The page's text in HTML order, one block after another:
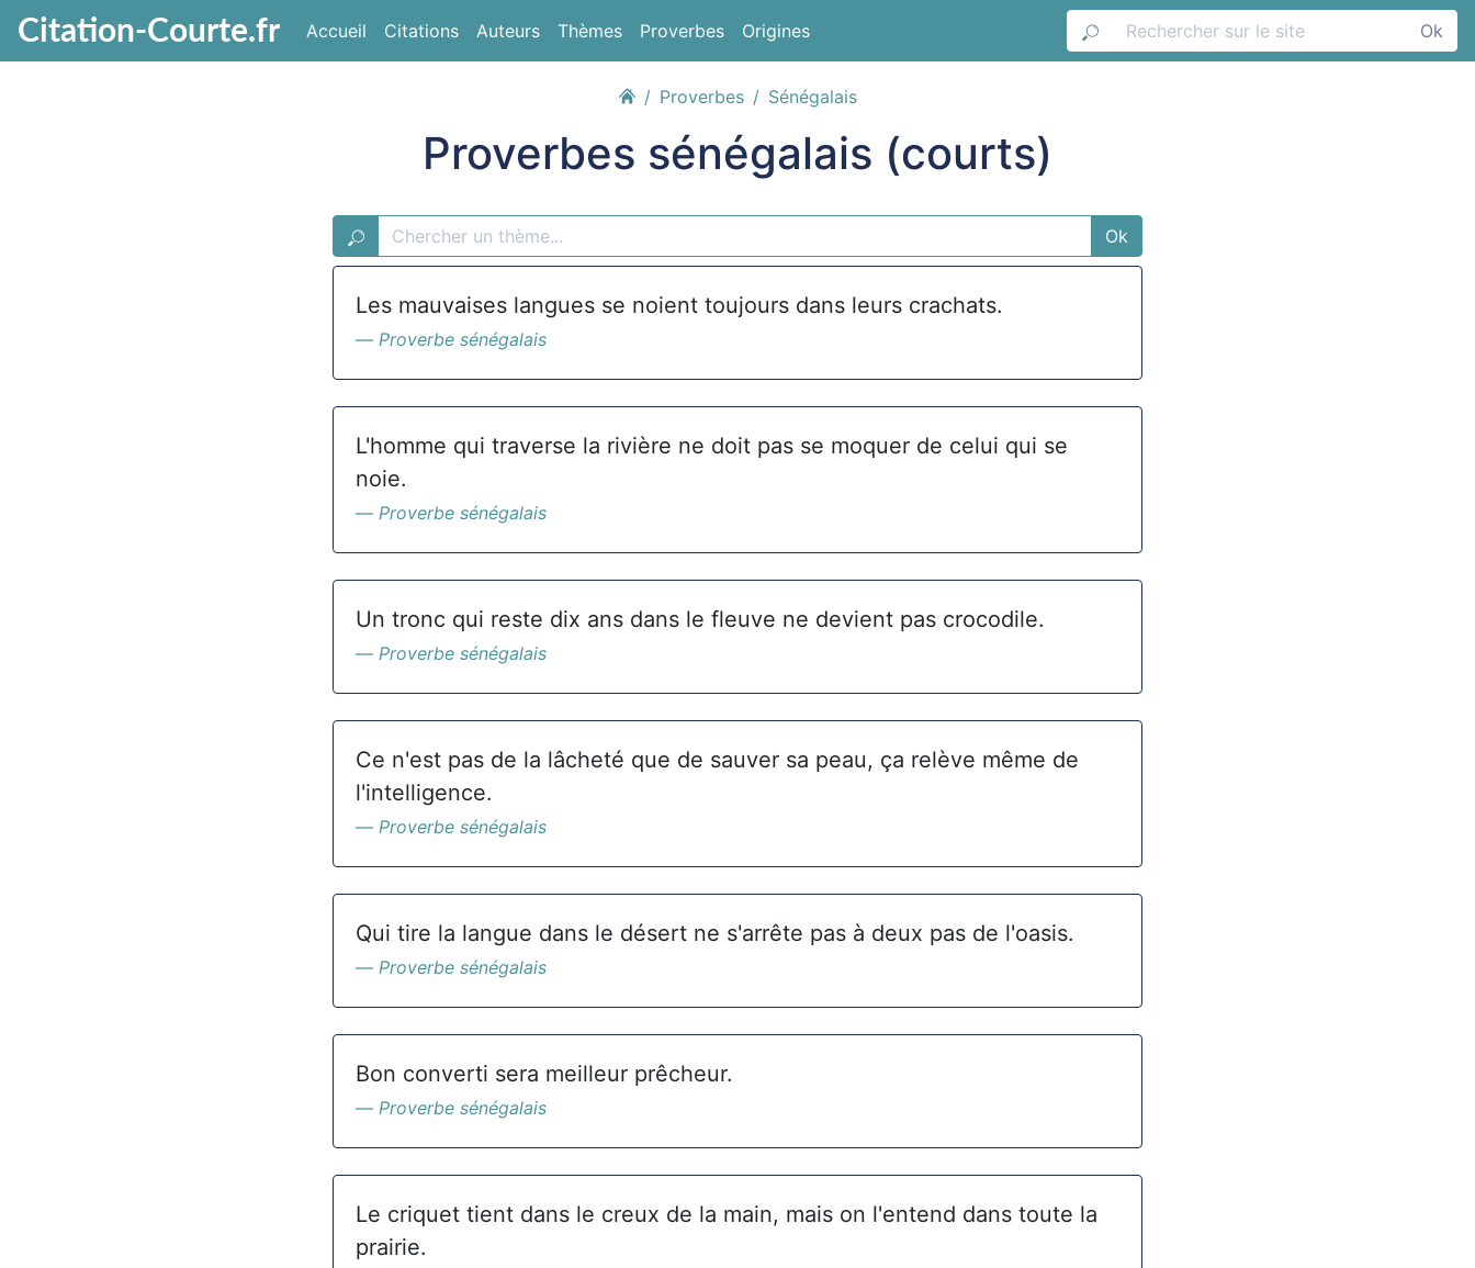
Citation-Courte.fr Accueil Citations Auteurs Thèmes Proverbes Origines Ok
Proverbes Sénégalais
Proverbes sénégalais (courts)
Ok
Les mauvaises langues se noient toujours dans leurs crachats.
Proverbe sénégalais
L'homme qui traverse la rivière ne doit pas se moquer de celui qui se
noie.
Proverbe sénégalais
Un tronc qui reste dix ans dans le fleuve ne devient pas crocodile.
Proverbe sénégalais
Ce n'est pas de la lâcheté que de sauver sa peau, ça relève même de
l'intelligence.
Proverbe sénégalais
Qui tire la langue dans le désert ne s'arrête pas à deux pas de l'oasis.
Proverbe sénégalais
Bon converti sera meilleur prêcheur.
Proverbe sénégalais
Le criquet tient dans le creux de la main, mais on l'entend dans toute la
prairie.